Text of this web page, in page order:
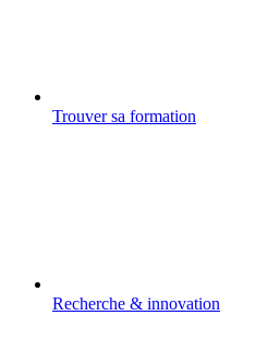
Trouver sa formation
Recherche & innovation